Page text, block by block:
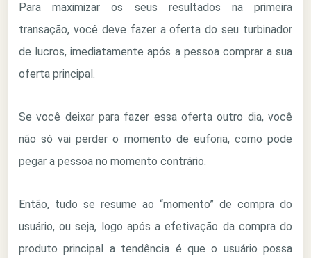
Para maximizar os seus resultados na primeira
transação, você deve fazer a oferta do seu turbinador
de lucros, imediatamente após a pessoa comprar a sua
oferta principal.
Se você deixar para fazer essa oferta outro dia, você
não só vai perder o momento de euforia, como pode
pegar a pessoa no momento contrário.
Então, tudo se resume ao “momento” de compra do
usuário, ou seja, logo após a efetivação da compra do
produto principal a tendência é que o usuário possa